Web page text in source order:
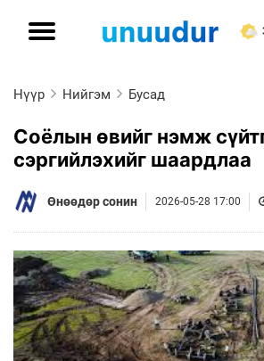
Нүүр Нийгэм Бусад
Соёлын өвийг нэмж
сэргийлэхийг шаардлаа
Өнөөдөр сонин 2026-05-28 17:00